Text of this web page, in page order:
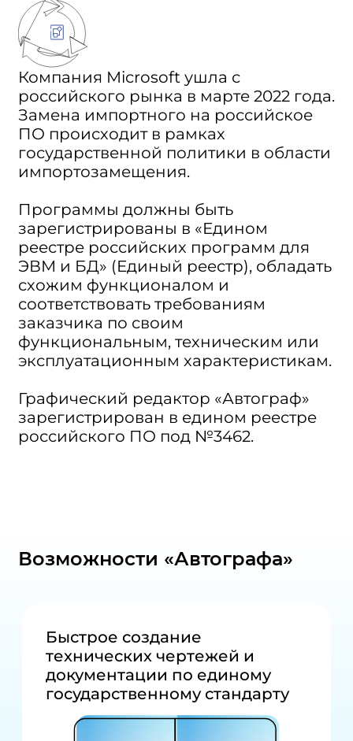
Компания Microsoft ушла с
российского рынка в марте 2022 года.
Замена импортного на российское
ПО происходит в рамках
государственной политики в области
импортозамещения.
Программы должны быть
зарегистрированы в «Едином
реестре российских программ для
ЭВМ и БД» (Единый реестр), обладать
схожим функционалом и
соответствовать требованиям
заказчика по своим
функциональным, техническим или
эксплуатационным характеристикам.
Графический редактор «Автограф»
зарегистрирован в едином реестре
российского ПО под №3462.
Возможности «Автографа»
Быстрое создание
технических чертежей и
документации по единому
государственному стандарту